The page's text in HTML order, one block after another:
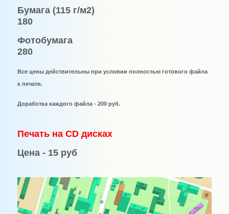
Бумага (115 г/м2)
180
Фотобумага
280
Все цены действительны при условии полностью готового файла
к печати.
Доработка каждого файла - 200 руб.
Печать на CD дисках
Цена - 15 руб